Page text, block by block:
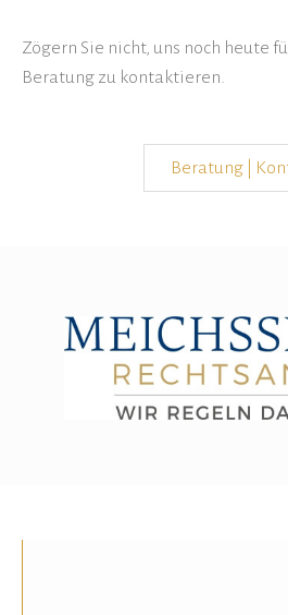
Zögern Sie nicht, uns noch heute
Beratung zu kontaktieren.
Beratung |